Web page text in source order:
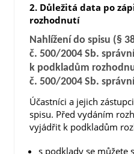
2. Důležitá data po
rozhodnutí
Nahlížení do spisu (§
č. 500/2004 Sb.
k podkladům
č. 500/2004 Sb.
Účastníci a jejich
spisu. Před vydáním
vyjádřit k podkladům
s podklady se můžete